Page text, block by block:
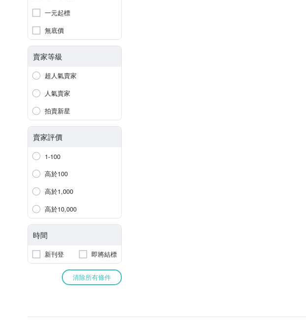
一元起標
無底價
賣家等級
超人氣賣家
人氣賣家
拍賣新星
賣家評價
1-100
高於100
高於1,000
高於10,000
時間
新刊登 即將結標
清除所有條件